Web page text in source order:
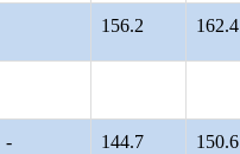
156.2 162.4
- 144.7 150.6